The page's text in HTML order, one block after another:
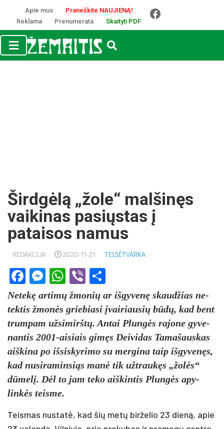
Apie mus
Praneškite NAUJIENĄ!
Reklama
Prenumerata Skaityti PDF
Širdgėlą „žole“ malšinęs
vaikinas pasiųstas į
pataisos namus
REDAKCIJA 2020-11-21 TEISĖTVARKA
Facebook
Messenger
WhatsApp
Viber
Ne­tekę ar­timų žmo­nių ar iš­gy­venę skaud­žias ne­
tek­tis žmonės grie­bia­si įvai­riau­sių būdų, kad bent
trum­pam už­si­mirštų. An­tai Plungės ra­jo­ne gy­ve­
nan­tis 2001-ai­siais gimęs Dei­vi­das Ta­ma­šaus­kas
aiš­ki­na po iš­sis­ky­ri­mo su mer­gi­na taip iš­gy­venęs,
kad nu­si­ra­min­siąs manė tik užt­raukęs „žolės“
dūmelį. Dėl to jam te­ko aiš­kin­tis Plungės apy­
linkės teis­me.
Teis­mas nu­statė, kad šių metų bir­že­lio 23 dieną, apie